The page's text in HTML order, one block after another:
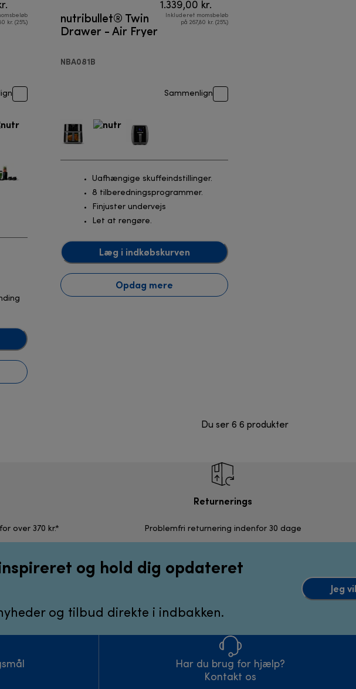
kr. (25%)
nutribullet® Twin
Drawer - Air Fryer
NBA081B
1.339,00 kr.
Inkluderet momsbeløb
på 267,80 kr. (25%)
Sammenlign
Uafhængige skuffeindstillinger.
8 tilberedningsprogrammer.
Finjuster undervejs
Let at rengøre.
Læg i indkøbskurven
Opdag mere
Du ser 6 6 produkter
over 370 kr.*
Returnerings
Problemfri returnering indenfor 30 dage
og hold dig opdateret
og tilbud direkte i indbakken.
Jeg
Har du brug for hjælp?
Kontakt os